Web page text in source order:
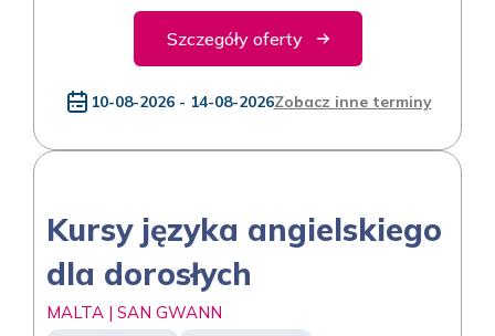
Szczegóły oferty
10-08-2026 - 14-08-2026Zobacz inne terminy
Kursy języka angielskiego
dla dorosłych
MALTA | SAN GWANN